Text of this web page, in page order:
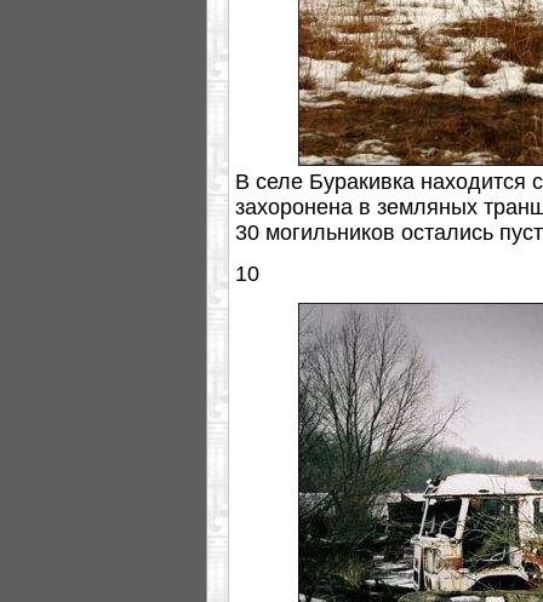
В селе Буракивка находится
захоронена в земляных
30 могильников остались
10